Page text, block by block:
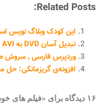
Related Posts:
این کودک وبلاگ نویس
تبدیل آسان DVD به AVI
وردپرس فارسی ٬ سروش صحت و سنتوری
افزونه‌ی گریزمانکی: حل
۱۶ دیدگاه برای «فیلم های خود را با زیر نویس ببینیم»